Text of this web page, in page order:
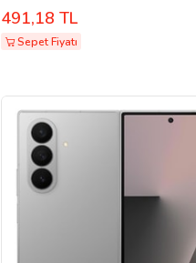
Type-C Galaxy S23 S22 S20 FE
Ultra Z Fold 3 Z Flip A53 A54
(Türkiye Garantilidir) (Siyah -
491,18 TL
Sepet Fiyatı